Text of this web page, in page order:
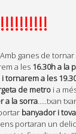
ganes de
a les 16.30h a la
itornarem a les
de metro i a
a la sorra…..txan
banyador i
portaran un